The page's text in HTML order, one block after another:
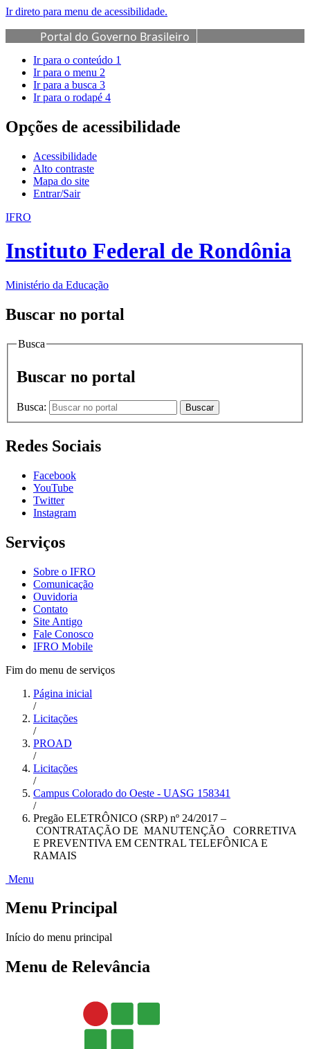
Ir direto para menu de acessibilidade.
Portal do Governo Brasileiro
Ir para o conteúdo 1
Ir para o menu 2
Ir para a busca 3
Ir para o rodapé 4
Opções de acessibilidade
Acessibilidade
Alto contraste
Mapa do site
Entrar/Sair
IFRO
Instituto Federal de Rondônia
Ministério da Educação
Buscar no portal
Busca
Buscar no portal
Busca: Buscar
Redes Sociais
Facebook
YouTube
Twitter
Instagram
Serviços
Sobre o IFRO
Comunicação
Ouvidoria
Contato
Site Antigo
Fale Conosco
IFRO Mobile
Fim do menu de serviços
Página inicial
/
Licitações
/
PROAD
/
Licitações
/
Campus Colorado do Oeste - UASG 158341
/
Pregão ELETRÔNICO (SRP) nº 24/2017 –
CONTRATAÇÃO DE MANUTENÇÃO CORRETIVA
E PREVENTIVA EM CENTRAL TELEFÔNICA E
RAMAIS
Menu
Menu Principal
Início do menu principal
Menu de Relevância